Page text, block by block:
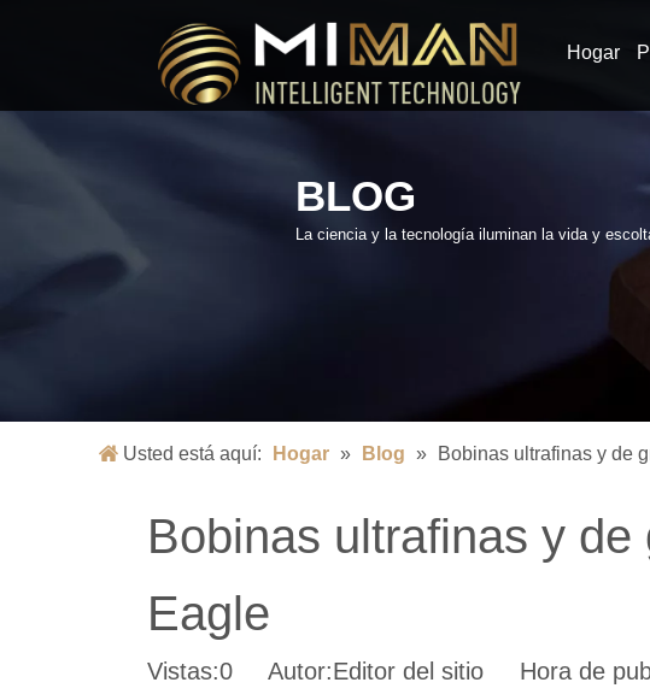
Hogar
BLOG
La ciencia y la tecnología iluminan la vida y
Usted está aquí: Hogar » Blog » Bobinas ultrafinas y de
Bobinas ultrafinas y
Eagle
Vistas:0 Autor:Editor del sitio Hora de